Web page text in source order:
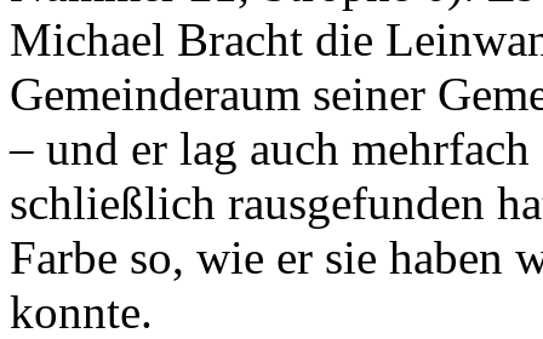
Michael Bracht die
Gemeinderaum seiner
– und er lag auch
schließlich rausgefunden
Farbe so, wie er sie haben
konnte.